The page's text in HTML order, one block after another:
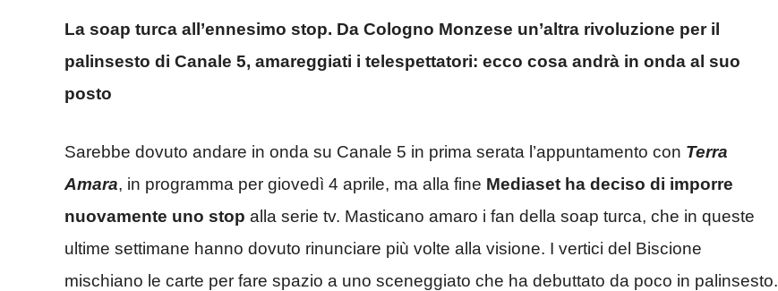
La soap turca all’ennesimo stop. Da Cologno Monzese un’altra rivoluzione per il
palinsesto di Canale 5, amareggiati i telespettatori: ecco cosa andrà in onda al suo
posto
Sarebbe dovuto andare in onda su Canale 5 in prima serata l’appuntamento con Terra
Amara, in programma per giovedì 4 aprile, ma alla fine Mediaset ha deciso di imporre
nuovamente uno stop alla serie tv. Masticano amaro i fan della soap turca, che in queste
ultime settimane hanno dovuto rinunciare più volte alla visione. I vertici del Biscione
mischiano le carte per fare spazio a uno sceneggiato che ha debuttato da poco in palinsesto.